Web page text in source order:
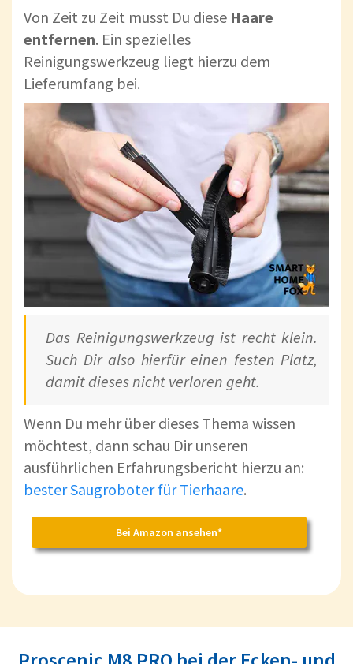
Von Zeit zu Zeit musst Du diese Haare
entfernen. Ein spezielles
Reinigungswerkzeug liegt hierzu dem
Lieferumfang bei.
Das Reinigungswerkzeug ist recht klein.
Such Dir also hierfür einen festen Platz,
damit dieses nicht verloren geht.
Wenn Du mehr über dieses Thema wissen
möchtest, dann schau Dir unseren
ausführlichen Erfahrungsbericht hierzu an:
bester Saugroboter für Tierhaare.
Bei Amazon ansehen*